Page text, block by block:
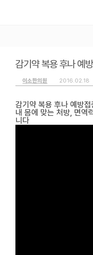
감기약 복용 후나 예
이소한의원 2016.02.18
감기약 복용 후나 예방
내 몸에 맞는 처방, 면역
니다